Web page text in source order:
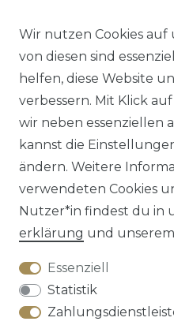
Wir nutzen Cookies auf
von diesen sind
helfen, diese Website
verbessern. Mit Klick
wir neben essenziellen
kannst die
ändern. Weitere
verwendeten Cookies
Nutzer*in findest du in
erklärung und unserem
Essenziell
Statistik
Impressum
VERTRAG